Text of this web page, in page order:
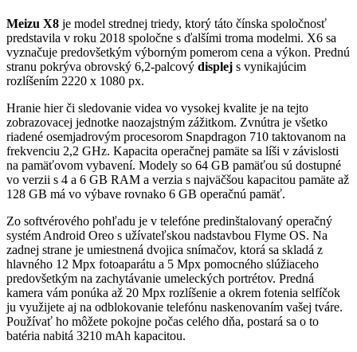
Meizu X8 je model strednej triedy, ktorý táto čínska spoločnosť
predstavila v roku 2018 spoločne s ďalšími troma modelmi. X6 sa
vyznačuje predovšetkým výborným pomerom cena a výkon. Prednú
stranu pokrýva obrovský 6,2-palcový displej s vynikajúcim
rozlíšením 2220 x 1080 px.
Hranie hier či sledovanie videa vo vysokej kvalite je na tejto
zobrazovacej jednotke naozajstným zážitkom. Zvnútra je všetko
riadené osemjadrovým procesorom Snapdragon 710 taktovanom na
frekvenciu 2,2 GHz. Kapacita operačnej pamäte sa líši v závislosti
na pamäťovom vybavení. Modely so 64 GB pamäťou sú dostupné
vo verzii s 4 a 6 GB RAM a verzia s najväčšou kapacitou pamäte až
128 GB má vo výbave rovnako 6 GB operačnú pamäť.
Zo softvérového pohľadu je v telefóne predinštalovaný operačný
systém Android Oreo s užívateľskou nadstavbou Flyme OS. Na
zadnej strane je umiestnená dvojica snímačov, ktorá sa skladá z
hlavného 12 Mpx fotoaparátu a 5 Mpx pomocného slúžiaceho
predovšetkým na zachytávanie umeleckých portrétov. Predná
kamera vám ponúka až 20 Mpx rozlíšenie a okrem fotenia selfíčok
ju využijete aj na odblokovanie telefónu naskenovaním vašej tváre.
Používať ho môžete pokojne počas celého dňa, postará sa o to
batéria nabitá 3210 mAh kapacitou.